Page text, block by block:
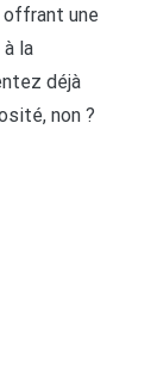
offrant une
la
déjà
non ?